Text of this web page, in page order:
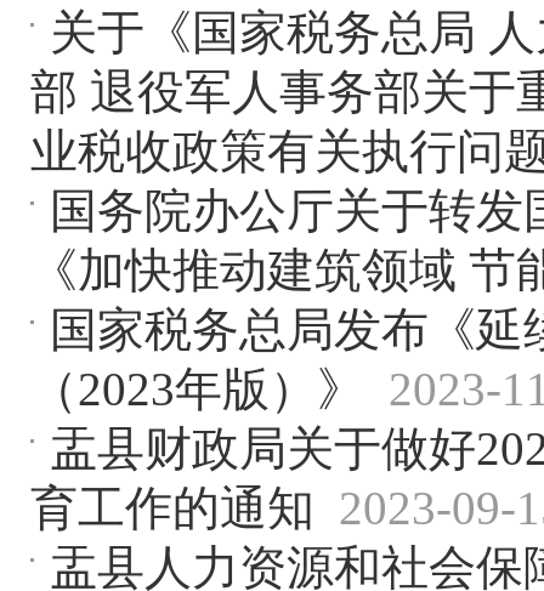
关于《国家税务总局
部 退役军人事务部关于
业税收政策有关执行问
国务院办公厅关于转
《加快推动建筑领域
国家税务总局发布《
（2023年版）》
2023-
盂县财政局关于做好
育工作的通知 2023-09-
盂县人力资源和社会